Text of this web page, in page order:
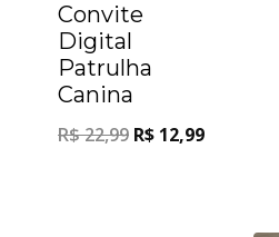
Convite
Digital
Patrulha
Canina
R$22,99 R$ 12,99